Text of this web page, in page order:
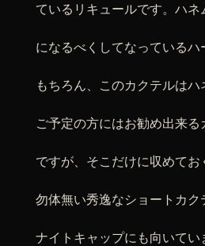
ているリキュールです。ハネ
になるべくしてなっているハ
もちろん、このカクテルはハ
ご予定の方にはお勧め出来る
ですが、そこだけに収めてお
勿体無い秀逸なショートカク
ナイトキャップにも向いてい